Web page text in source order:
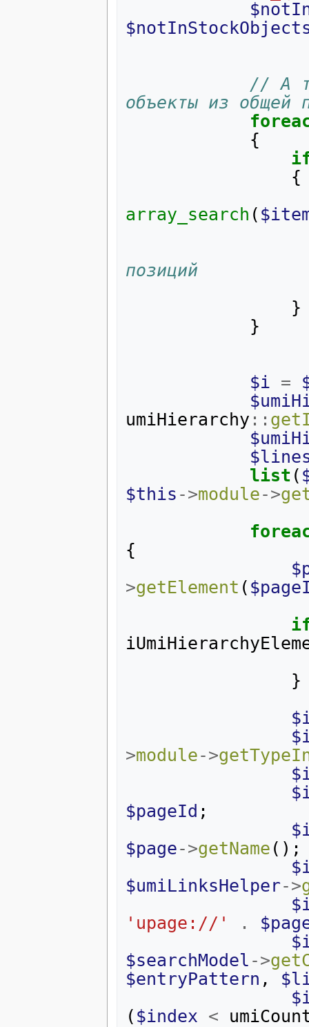
// А
объекты из общей
{
{
array_search (
позиций
}
}
$i =
umiHierarchy ::
list (
$this ->module->
{
>getElement (
}
>module->
$pageId ;
$page->getName ();
$umiLinksHelper->
'upage://'
.
$searchModel ->
$entryPattern ,
( $index <